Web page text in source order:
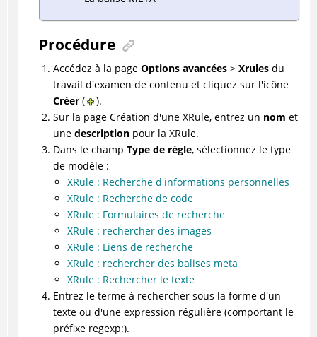
Procédure
Accédez à la page Options avancées> Xrulesdu
travail d'examen de contenu et cliquez sur l'icône
Créer(
).
Sur la page Création d'une XRule, entrez un nom et
une descriptionpour la XRule.
Dans le champ Type de règle, sélectionnez le type
de modèle :
XRule : Recherche d'informations personnelles
XRule : Recherche de code
XRule : Formulaires de recherche
XRule : rechercher des images
XRule : Liens de recherche
XRule : rechercher des balises meta
XRule : Rechercher le texte
Entrez le terme à rechercher sous la forme d'un
texte ou d'une expression régulière (comportant le
préfixe regexp:).